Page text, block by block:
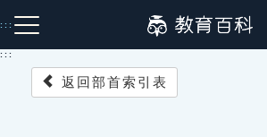
到
主
:::
:::
返回部首索引表